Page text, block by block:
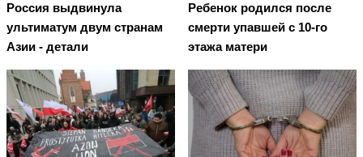
Россия выдвинула
ультиматум двум странам
Азии - детали
Ребенок родился после
смерти упавшей с 10-го
этажа матери